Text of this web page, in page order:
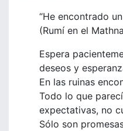
“He encontrado
(Rumí en el
Espera
deseos y
En las ruinas
Todo lo que
expectativas, no
Sólo son